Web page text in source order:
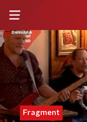
Fragment